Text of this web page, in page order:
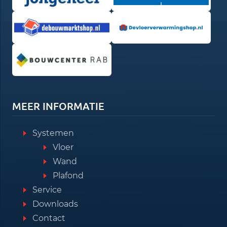
MEER INFORMATIE
Systemen
Vloer
Wand
Plafond
Service
Downloads
Contact